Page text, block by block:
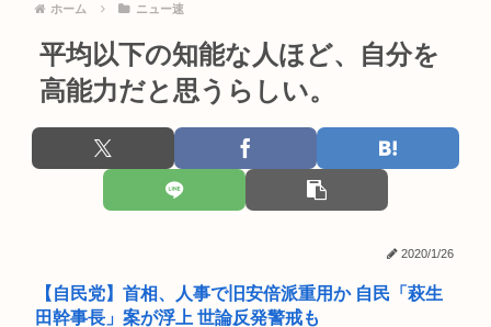
の...
【笑報】パヨクのお爺チャン怒りの書き込み 「オチョクルナヨ
」
工学博士「国民が反中に染まっているから自民党は勝った
高市早苗さん、相手に発言させない面会が決まるwww
トランプ、2028年も大統領続投を示唆
栃木県はなぜ不人気なのか
【最近】俺がAmazonで買ってよかったものおしえる
名鉄常滑線で人身事故。中部国際空港(セントレア)に行けない
難民が...
最近のJKってマジですぐヤレるな。頭おかしいんじゃないの
夏休みのイオンモール、おぱーいを強調した薄着の女子小中学
この状況で移民に反対するやつ、バカと反日カルト信者だけだ
ホーム ニュー速
平均以下の知能な人ほど、自分を
高能力だと思うらしい。
2020/1/26
【自民党】首相、人事で旧安倍派重用か 自民「萩生
田幹事長」案が浮上 世論反発警戒も